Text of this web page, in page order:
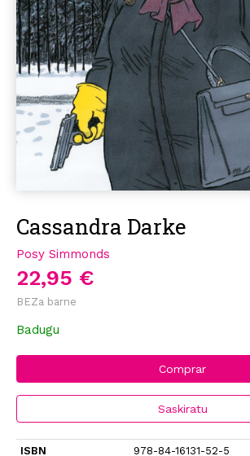
Cassandra Darke
Posy Simmonds
22,95 €
BEZa barne
Badugu
Comprar
Saskiratu
ISBN
978-84-16131-52-5